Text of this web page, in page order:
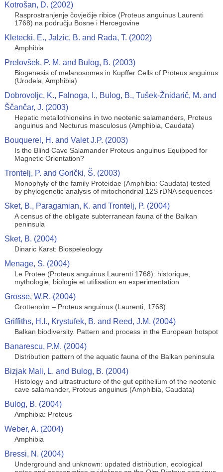
Kotrošan, D. (2002)
Rasprostranjenje čovječije ribice (Proteus anguinus Laurenti
1768) na području Bosne i Hercegovine
Kletecki, E., Jalzic, B. and Rada, T. (2002)
Amphibia
Prelovšek, P. M. and Bulog, B. (2003)
Biogenesis of melanosomes in Kupffer Cells of Proteus anguinus
(Urodela, Amphibia)
Dobrovoljc, K., Falnoga, I., Bulog, B., Tušek-Žnidarič, M. and
Ščančar, J. (2003)
Hepatic metallothioneins in two neotenic salamanders, Proteus
anguinus and Necturus masculosus (Amphibia, Caudata)
Bouquerel, H. and Valet J.P. (2003)
Is the Blind Cave Salamander Proteus anguinus Equipped for
Magnetic Orientation?
Trontelj, P. and Gorički, Š. (2003)
Monophyly of the family Proteidae (Amphibia: Caudata) tested
by phylogenetic analysis of mitochondrial 12S rDNA sequences
Sket, B., Paragamian, K. and Trontelj, P. (2004)
A census of the obligate subterranean fauna of the Balkan
peninsula
Sket, B. (2004)
Dinaric Karst: Biospeleology
Menage, S. (2004)
Le Protee (Proteus anguinus Laurenti 1768): historique,
mythologie, biologie et utilisation en experimentation
Grosse, W.R. (2004)
Grottenolm – Proteus anguinus (Laurenti, 1768)
Griffiths, H.I., Krystufek, B. and Reed, J.M. (2004)
Balkan biodiversity. Pattern and process in the European hotspot
Banarescu, P.M. (2004)
Distribution pattern of the aquatic fauna of the Balkan peninsula
Bizjak Mali, L. and Bulog, B. (2004)
Histology and ultrastructure of the gut epithelium of the neotenic
cave salamander, Proteus anguinus (Amphibia, Caudata)
Bulog, B. (2004)
Amphibia: Proteus
Weber, A. (2004)
Amphibia
Bressi, N. (2004)
Underground and unknown: updated distribution, ecological